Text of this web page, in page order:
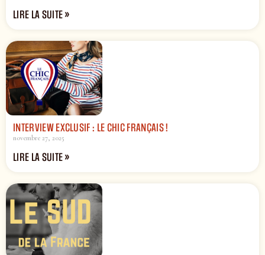
LIRE LA SUITE »
INTERVIEW EXCLUSIF : LE CHIC FRANÇAIS !
novembre 27, 2025
LIRE LA SUITE »